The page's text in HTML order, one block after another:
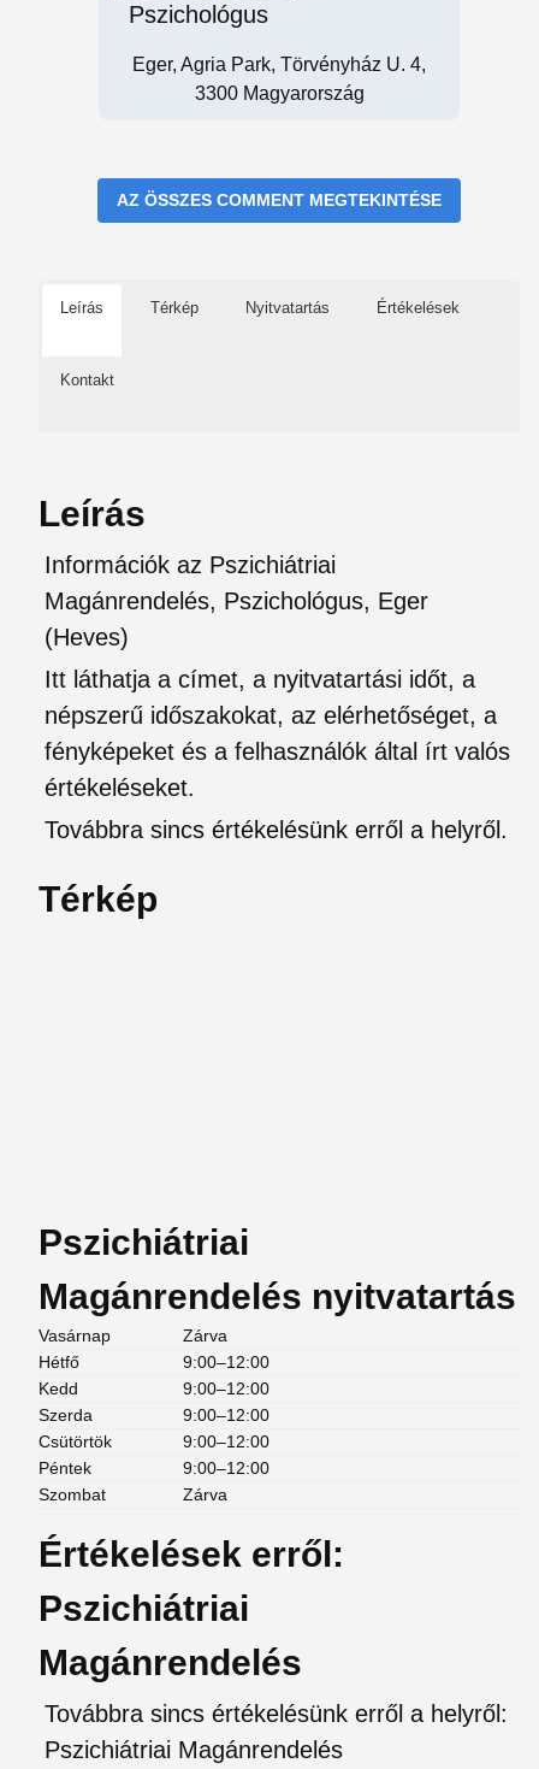
Pszichológus
Eger, Agria Park, Törvényház U. 4,
3300 Magyarország
AZ ÖSSZES COMMENT MEGTEKINTÉSE
Leírás Térkép Nyitvatartás Értékelések
Kontakt
Leírás
Információk az Pszichiátriai
Magánrendelés, Pszichológus, Eger
(Heves)
Itt láthatja a címet, a nyitvatartási időt, a
népszerű időszakokat, az elérhetőséget, a
fényképeket és a felhasználók által írt valós
értékeléseket.
Továbbra sincs értékelésünk erről a helyről.
Térkép
Pszichiátriai
Magánrendelés nyitvatartás
Vasárnap
Zárva
Hétfő
9:00–12:00
Kedd
9:00–12:00
Szerda
9:00–12:00
Csütörtök
9:00–12:00
Péntek
9:00–12:00
Szombat
Zárva
Értékelések erről:
Pszichiátriai
Magánrendelés
Továbbra sincs értékelésünk erről a helyről:
Pszichiátriai Magánrendelés